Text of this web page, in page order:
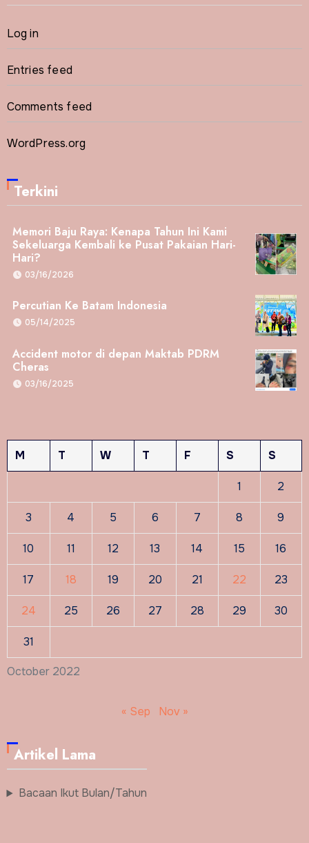
Log in
Entries feed
Comments feed
WordPress.org
Terkini
Memori Baju Raya: Kenapa Tahun Ini Kami
Sekeluarga Kembali ke Pusat Pakaian Hari-
Hari?
03/16/2026
Percutian Ke Batam Indonesia
05/14/2025
Accident motor di depan Maktab PDRM
Cheras
03/16/2025
October 2022
M T W T F S S
1 2
3 4 5 6 7 8 9
10 11 12 13 14 15 16
17 18 19 20 21 22 23
24 25 26 27 28 29 30
31
« Sep Nov »
Artikel Lama
Bacaan Ikut Bulan/Tahun